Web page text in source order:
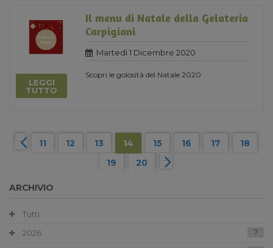
LEGGI
TUTTO
Il menu di Natale della Gelateria
Carpigiani
Martedi 1 Dicembre 2020
Scopri le golosità del Natale 2020
11 12 13 14 15 16 17
18
19
20
ARCHIVIO
Tutti
2026
7